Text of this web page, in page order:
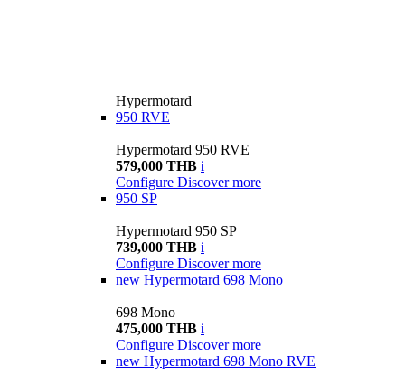
Hypermotard
950 RVE
Hypermotard 950 RVE
579,000 THB i
Configure Discover more
950 SP
Hypermotard 950 SP
739,000 THB i
Configure Discover more
new Hypermotard 698 Mono
698 Mono
475,000 THB i
Configure Discover more
new Hypermotard 698 Mono RVE